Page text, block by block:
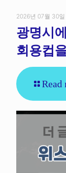
2026년 07월 30일
광명시
회용컵
Read